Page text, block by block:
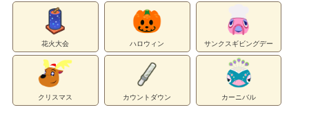
花火大会 ハロウィン サンクスギビングデー
クリスマス カウントダウン カーニバル